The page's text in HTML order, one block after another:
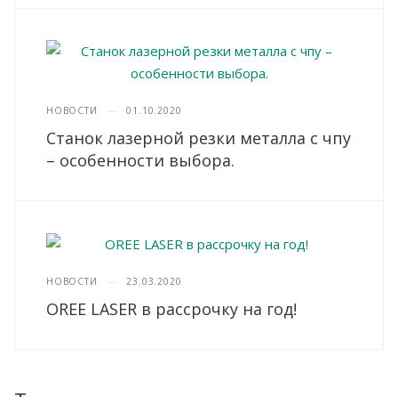
НОВОСТИ 01.10.2020
Станок лазерной резки металла с чпу
– особенности выбора.
НОВОСТИ 23.03.2020
OREE LASER в рассрочку на год!